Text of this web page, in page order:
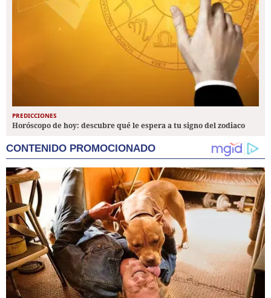
PREDICCIONES
Horóscopo de hoy: descubre qué le espera a tu signo del zodiaco
CONTENIDO PROMOCIONADO